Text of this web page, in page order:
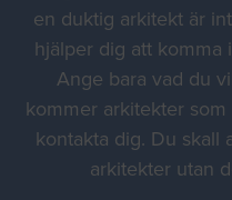
en duktig arkitekt är
hjälper dig att komma
Ange bara vad du
kommer arkitekter
kontakta dig. Du skall
arkitekter utan